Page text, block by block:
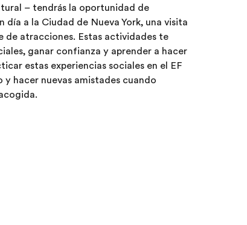
– tendrás la oportunidad de
día a la Ciudad de Nueva York, una visita
de atracciones. Estas actividades te
ganar confianza y aprender a hacer
estas experiencias sociales en el EF
hacer nuevas amistades cuando